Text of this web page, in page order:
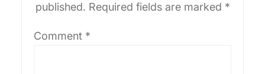
published. Required fields are marked *
Comment *